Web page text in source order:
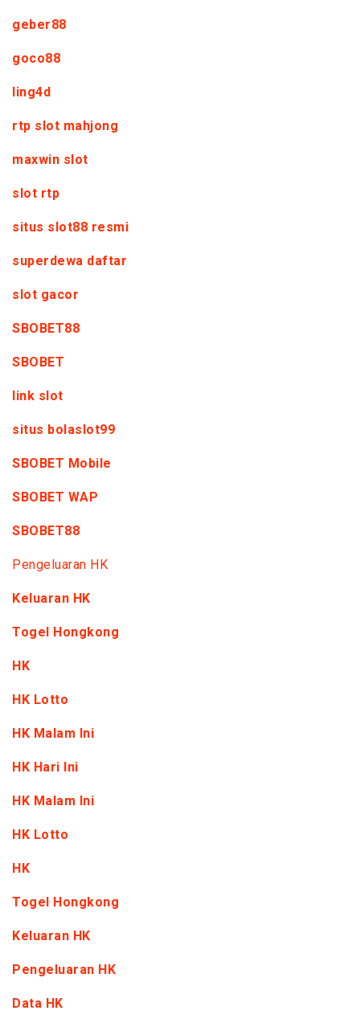
geber88
goco88
ling4d
rtp slot mahjong
maxwin slot
slot rtp
situs slot88 resmi
superdewa daftar
slot gacor
SBOBET88
SBOBET
link slot
situs bolaslot99
SBOBET Mobile
SBOBET WAP
SBOBET88
Pengeluaran HK
Keluaran HK
Togel Hongkong
HK
HK Lotto
HK Malam Ini
HK Hari Ini
HK Malam Ini
HK Lotto
HK
Togel Hongkong
Keluaran HK
Pengeluaran HK
Data HK